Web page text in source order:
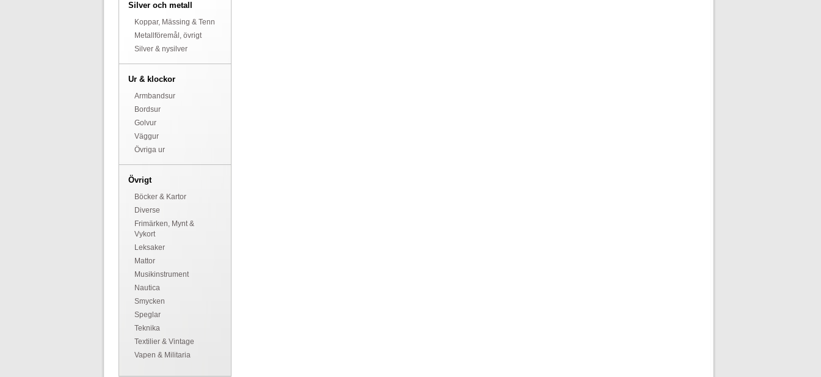
Silver och metall
Koppar, Mässing & Tenn
Metallföremål, övrigt
Silver & nysilver
Ur & klockor
Armbandsur
Bordsur
Golvur
Väggur
Övriga ur
Övrigt
Böcker & Kartor
Diverse
Frimärken, Mynt &
Vykort
Leksaker
Mattor
Musikinstrument
Nautica
Smycken
Speglar
Teknika
Textilier & Vintage
Vapen & Militaria